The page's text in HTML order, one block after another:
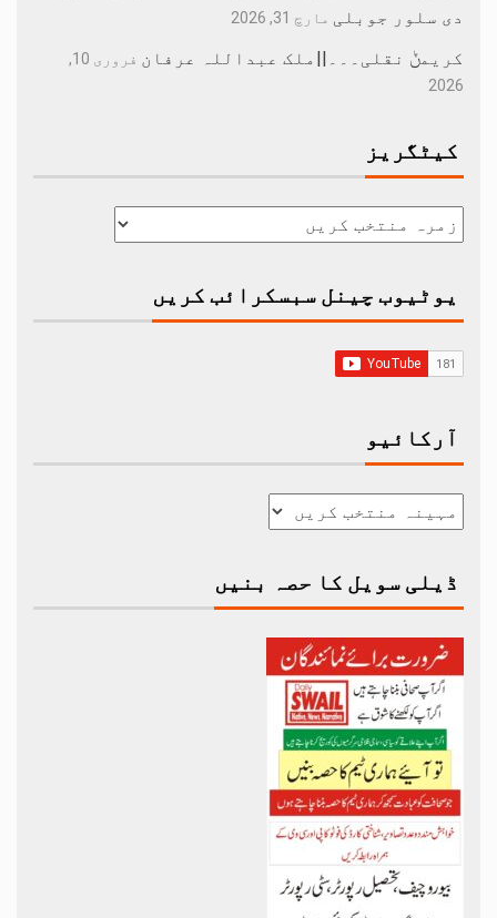
دی سلور جوبلی مارچ 31, 2026
کریمݨ نقلی۔۔۔||ملک عبداللہ عرفان
فروری 10,
2026
کیٹگریز
یوٹیوب چینل سبسکرائب کریں
آرکائیو
ڈیلی سویل کا حصہ بنیں